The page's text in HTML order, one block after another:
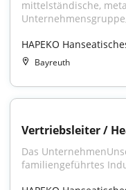
mittelständische,
HAPEKO
Bayreuth
Vertriebsleiter /
Das
familiengeführtes